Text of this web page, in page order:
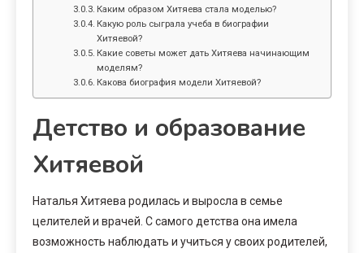
Каким образом Хитяева стала моделью?
Какую роль сыграла учеба в биографии
Хитяевой?
Какие советы может дать Хитяева начинающим
моделям?
Какова биография модели Хитяевой?
Детство и образование
Хитяевой
Наталья Хитяева родилась и выросла в семье
целителей и врачей. С самого детства она имела
возможность наблюдать и учиться у своих родителей,